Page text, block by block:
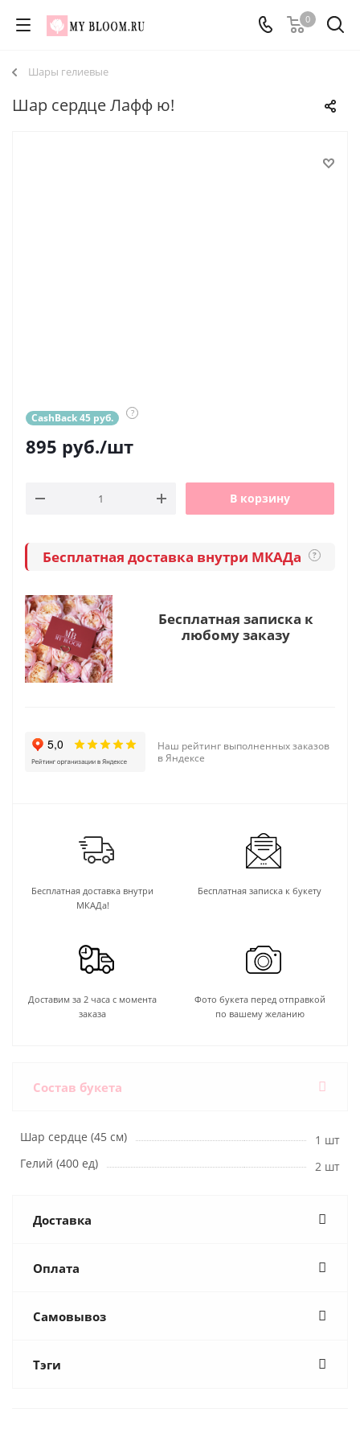
0
Шары гелиевые
Шар сердце Лафф ю!
CashBack 45 руб. ?
895 руб./шт
В корзину
Бесплатная доставка внутри МКАДа ?
Бесплатная записка к
любому заказу
Наш рейтинг выполненных заказов
в Яндексе
Бесплатная доставка внутри
МКАДа!
Бесплатная записка к букету
Доставим за 2 часа с момента
заказа
Фото букета перед отправкой
по вашему желанию
Состав букета
Шар сердце (45 см)
1 шт
Гелий (400 ед)
2 шт
Доставка
Оплата
Самовывоз
Тэги